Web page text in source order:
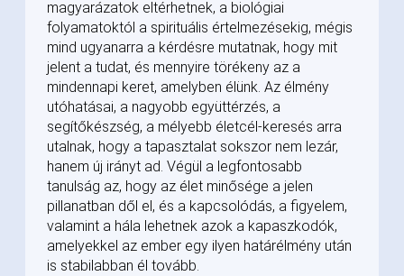
magyarázatok eltérhetnek, a biológiai
folyamatoktól a spirituális értelmezésekig, mégis
mind ugyanarra a kérdésre mutatnak, hogy mit
jelent a tudat, és mennyire törékeny az a
mindennapi keret, amelyben élünk. Az élmény
utóhatásai, a nagyobb együttérzés, a
segítőkészség, a mélyebb életcél-keresés arra
utalnak, hogy a tapasztalat sokszor nem lezár,
hanem új irányt ad. Végül a legfontosabb
tanulság az, hogy az élet minősége a jelen
pillanatban dől el, és a kapcsolódás, a figyelem,
valamint a hála lehetnek azok a kapaszkodók,
amelyekkel az ember egy ilyen határélmény után
is stabilabban él tovább.